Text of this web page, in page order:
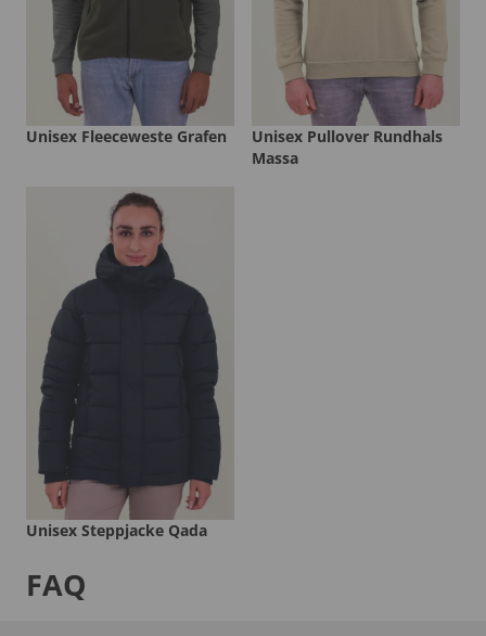
Unisex Fleeceweste Grafen
Unisex Pullover Rundhals
Massa
Unisex Steppjacke Qada
FAQ